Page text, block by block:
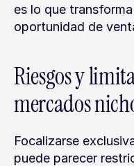
es lo que
oportunidad de
Riesgos y
mercados
Focalizarse
puede parecer